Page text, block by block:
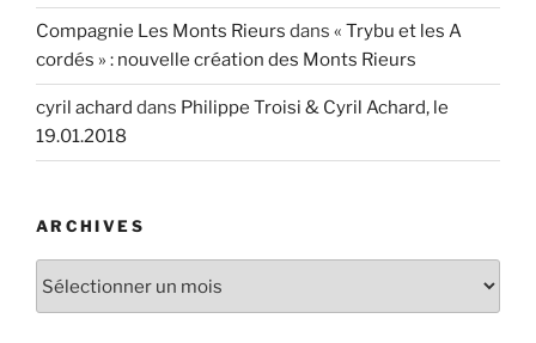
Compagnie Les Monts Rieurs dans « Trybu et les A
cordés » : nouvelle création des Monts Rieurs
cyril achard dans Philippe Troisi & Cyril Achard, le
19.01.2018
ARCHIVES